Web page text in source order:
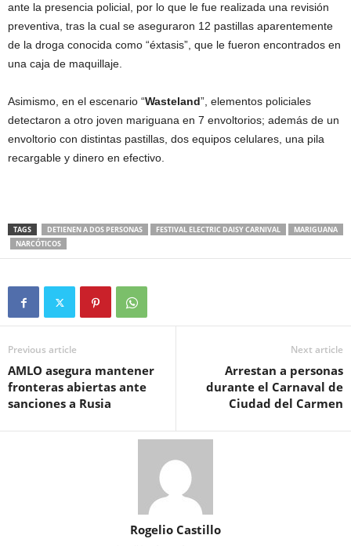
ante la presencia policial, por lo que le fue realizada una revisión
preventiva, tras la cual se aseguraron 12 pastillas aparentemente
de la droga conocida como “éxtasis”, que le fueron encontrados en
una caja de maquillaje.
Asimismo, en el escenario “Wasteland”, elementos policiales
detectaron a otro joven mariguana en 7 envoltorios; además de un
envoltorio con distintas pastillas, dos equipos celulares, una pila
recargable y dinero en efectivo.
TAGS DETIENEN A DOS PERSONAS FESTIVAL ELECTRIC DAISY CARNIVAL
MARIGUANA
NARCÓTICOS
Previous article
AMLO asegura mantener
fronteras abiertas ante
sanciones a Rusia
Next article
Arrestan a personas
durante el Carnaval de
Ciudad del Carmen
Rogelio Castillo